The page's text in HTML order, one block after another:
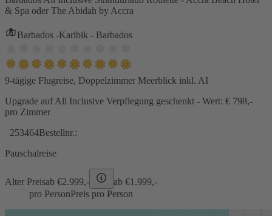
& Spa oder The Abidah by Accra
Barbados -Karibik - Barbados
9-tägige Flugreise, Doppelzimmer Meerblick inkl. AI
Upgrade auf All Inclusive Verpflegung geschenkt - Wert: € 798,-
pro Zimmer
253464Bestellnr.:
Pauschalreise
Alter Preisab €2.999,- ab €1.999,-
pro PersonPreis pro Person